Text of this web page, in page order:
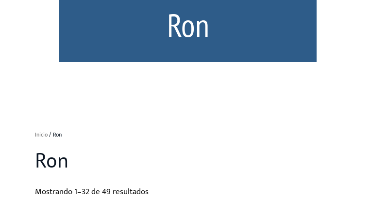
Ron
Inicio/ Ron
Ron
Mostrando 1–32 de 49 resultados